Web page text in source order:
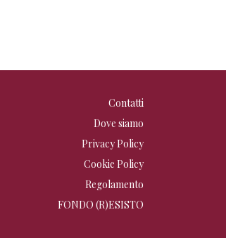
Contatti
Dove siamo
Privacy Policy
Cookie Policy
Regolamento
FONDO (R)ESISTO